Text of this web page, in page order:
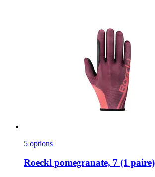
5 options
Roeckl pomegranate, 7 (1 paire)